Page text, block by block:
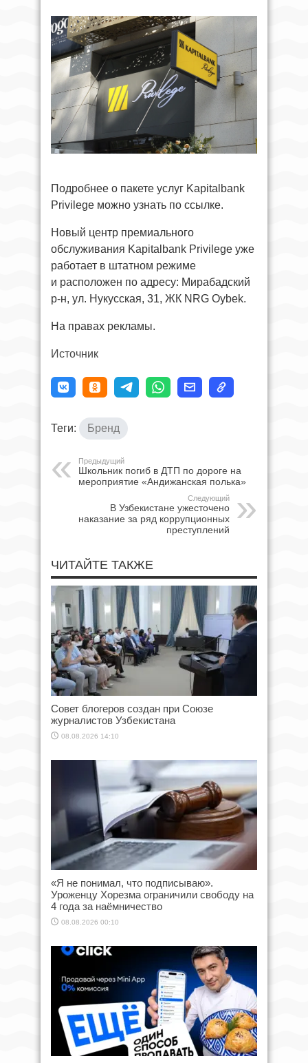
Подробнее о пакете услуг Kapitalbank
Privilege можно узнать по ссылке.
Новый центр премиального
обслуживания Kapitalbank Privilege уже
работает в штатном режиме
и расположен по адресу: Мирабадский
р-н, ул. Нукусская, 31, ЖК NRG Oybek.
На правах рекламы.
Источник
Теги: Бренд
Предыдущий
Школьник погиб в ДТП по дороге на
мероприятие «Андижанская полька»
Следующий
В Узбекистане ужесточено
наказание за ряд коррупционных
преступлений
ЧИТАЙТЕ ТАКЖЕ
Совет блогеров создан при Союзе
журналистов Узбекистана
08.08.2026 14:10
«Я не понимал, что подписываю».
Уроженцу Хорезма ограничили свободу на
4 года за наёмничество
08.08.2026 00:10